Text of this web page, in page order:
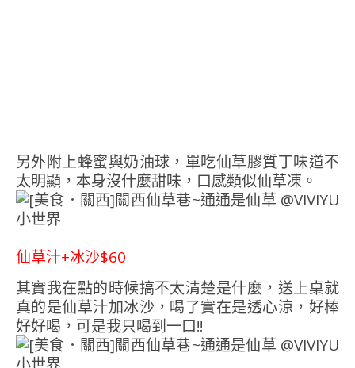
另外附上蜂蜜與奶油球，單吃仙草膠質丁味道不
太明顯，本身沒什麼甜味，口感類似仙草凍。
仙草汁+冰沙$60
其實我在點的時候搞不太清楚是什麼，送上桌就
真的是仙草汁加冰沙，喝了實在是透心涼，好棒
好好喝，可是我只喝到一口!!